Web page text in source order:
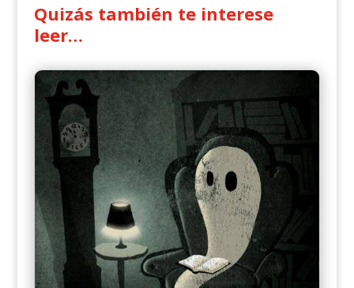
Quizás también te interese
leer…